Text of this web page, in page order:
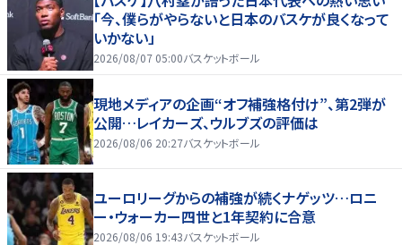
「今、僕らがやらないと日本のバスケが良くなって
いかない」
2026/08/07 05:00バスケットボール
現地メディアの企画“オフ補強格付け”、第2弾が
公開…レイカーズ、ウルブズの評価は
2026/08/06 20:27バスケットボール
ユーロリーグからの補強が続くナゲッツ…ロニ
ー・ウォーカー四世と1年契約に合意
2026/08/06 19:43バスケットボール